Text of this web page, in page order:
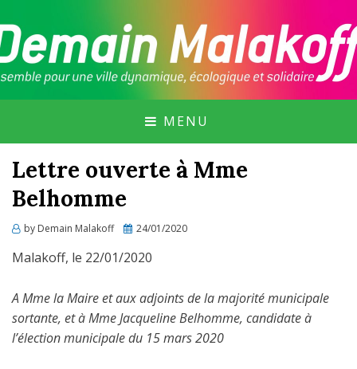
DEMAIN MALAKOFF
PAR MALAKOFF PURIELLE ET EN MARCHE
MALAKOFF !
MENU
Lettre ouverte à Mme
Belhomme
by Demain Malakoff
Posted
24/01/2020
Malakoff, le 22/01/2020
A Mme la Maire et aux adjoints de la majorité municipale
sortante, et à Mme Jacqueline Belhomme, candidate à
l’élection municipale du 15 mars 2020